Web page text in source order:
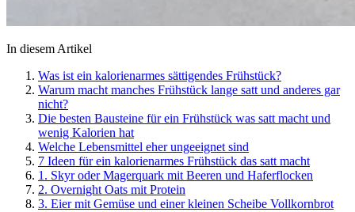
In diesem Artikel
Was ist ein kalorienarmes sättigendes Frühstück?
Warum macht manches Frühstück lange satt und anderes gar
nicht?
Die besten Bausteine für ein Frühstück was satt macht und
wenig Kalorien hat
Welche Lebensmittel eher ungeeignet sind
7 Ideen für ein kalorienarmes Frühstück das satt macht
1. Skyr oder Magerquark mit Beeren und Haferflocken
2. Overnight Oats mit Protein
3. Eier mit Gemüse und einer kleinen Scheibe Vollkornbrot